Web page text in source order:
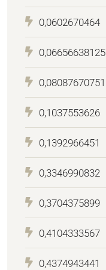
0,0602670464
0,06656638125
0,08087670751
0,1037553626
0,1392966451
0,3346990832
0,3704375899
0,4104333567
0,4374943441